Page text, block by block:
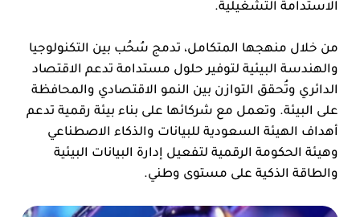
الاستدامة التشغيلية.
من خلال منهجها المتكامل، تدمج سُحُب بين التكنولوجيا
والهندسة البيئية لتوفير حلول مستدامة تدعم الاقتصاد
الدائري وتُحقق التوازن بين النمو الاقتصادي والمحافظة
على البيئة. وتعمل مع شركائها على بناء بيئة رقمية تدعم
أهداف الهيئة السعودية للبيانات والذكاء الاصطناعي
وهيئة الحكومة الرقمية لتفعيل إدارة البيانات البيئية
والطاقة الذكية على مستوى وطني.